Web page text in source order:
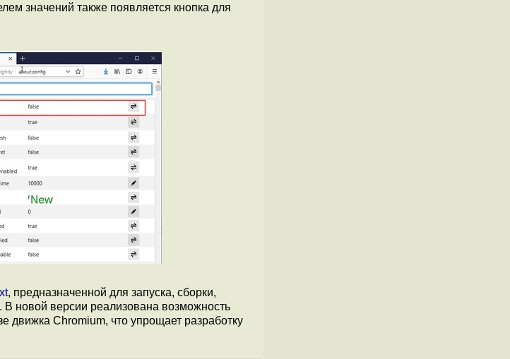
значений также появляется кнопка для
, предназначенной для запуска, сборки,
новой версии реализована возможность
движка Chromium, что упрощает разработку